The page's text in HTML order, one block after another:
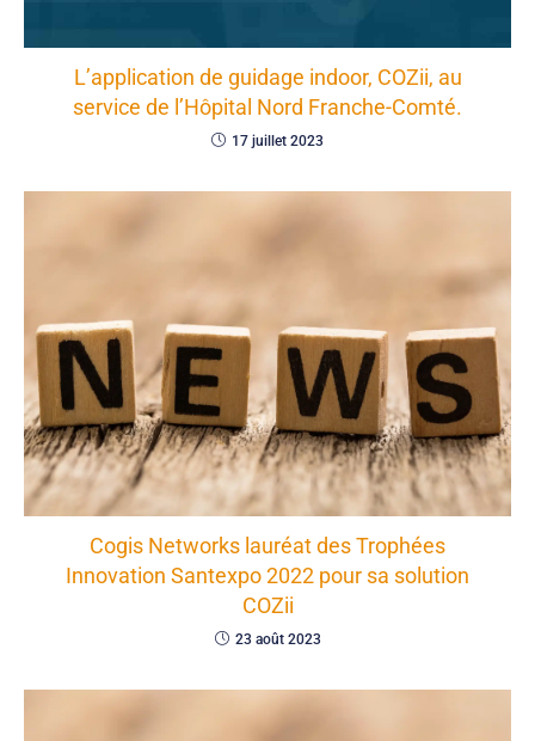
L’application de guidage indoor, COZii, au
service de l’Hôpital Nord Franche-Comté.
17 juillet 2023
Cogis Networks lauréat des Trophées
Innovation Santexpo 2022 pour sa solution
COZii
23 août 2023